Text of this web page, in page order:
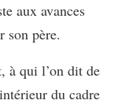
aux avances
son père.
à qui l’on dit de
du cadre